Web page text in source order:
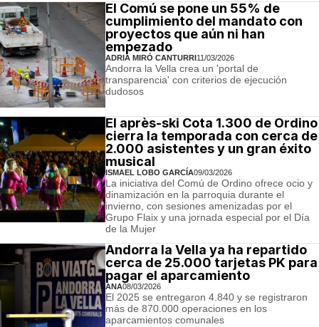
El Comú se pone un 55% de
cumplimiento del mandato con
proyectos que aún ni han
empezado
ADRIÀ MIRÓ CANTURRI 11/03/2026
Andorra la Vella crea un 'portal de
transparencia' con criterios de ejecución
dudosos
El après-ski Cota 1.300 de Ordino
cierra la temporada con cerca de
2.000 asistentes y un gran éxito
musical
ISMAEL LOBO GARCÍA09/03/2026
La iniciativa del Comú de Ordino ofrece ocio y
dinamización en la parroquia durante el
invierno, con sesiones amenizadas por el
Grupo Flaix y una jornada especial por el Día
de la Mujer
Andorra la Vella ya ha repartido
cerca de 25.000 tarjetas PK para
pagar el aparcamiento
ANA08/03/2026
El 2025 se entregaron 4.840 y se registraron
más de 870.000 operaciones en los
aparcamientos comunales